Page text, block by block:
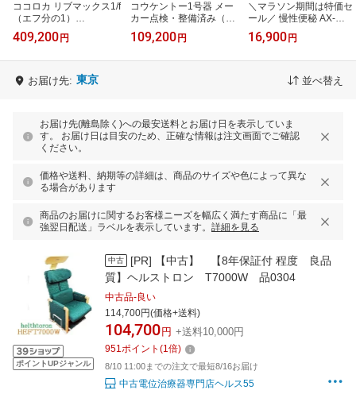
ココロカ リブマックス1/f
（エフ分の1）
★★★★★（程度AA）
電位治療器【中古】5年
409,200 円
コウケントー1号器 メー
カー点検・整備済み（光
線治療器）★★★★（程
度A）【中古】光線治療
109,200 円
＼マラソン期間は特価セ
ール／ 慢性便秘 AX-
HK114BR クッション型
電位治療器 アテックス
16,900 円
お届け先: 東京 並べ替え
お届け先(離島除く)への最安送料とお届け日を表示していま
す。 お届け日は目安のため、正確な情報は注文画面でご確認
ください。
価格や送料、納期等の詳細は、商品のサイズや色によって異な
る場合があります
商品のお届けに関するお客様ニーズを幅広く満たす商品に「最
強翌日配送」ラベルを表示しています。 詳細を見る
ポイントUPジャンル
中古 [PR]
【中古】 【8年保証付 程度 良品
質】ヘルストロン T7000W 品0304
中古品-良い
114,700円(価格+送料)
104,700 円 +送料10,000円
951ポイント (1倍)
8/10 11:00までの注文で最短8/16お届け
中古電位治療器専門店ヘルス55